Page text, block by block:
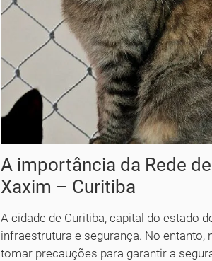
A importância da Rede
Xaxim – Curitiba
A cidade de Curitiba, capital do estado
infraestrutura e segurança. No
tomar precauções para garantir a